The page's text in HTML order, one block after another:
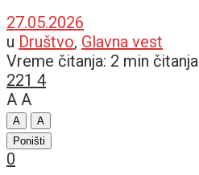
27.05.2026
u Društvo, Glavna vest
Vreme čitanja: 2 min čitanja
221 4
A A
A
A
Poništi
0